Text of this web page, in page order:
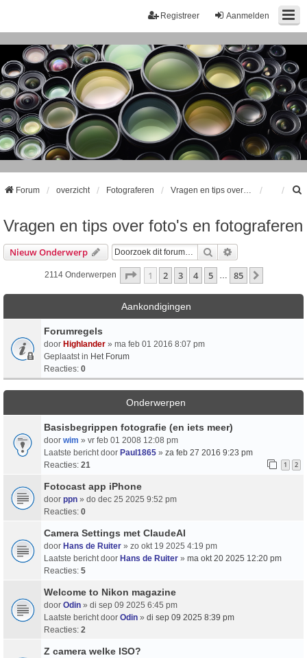
Aanmelden
Registreer
Forum overzicht Fotograferen
Vragen en tips over foto's en fotograferen
Nieuw Onderwerp Zoek
2114 Onderwerpen Pagina Van85
1 2 3 4 5 85
Aankondigingen
Forumregels
door Highlander » ma feb 01 2016 8:07 pm
Geplaatst in Het Forum
Reacties: 0
Onderwerpen
Basisbegrippen fotografie (en iets meer)
door wim » vr feb 01 2008 12:08 pm
Laatste bericht door Paul1865 » za feb 27 2016 9:23 pm
Reacties: 21 1 2
Fotocast app iPhone
door ppn » do dec 25 2025 9:52 pm
Reacties: 0
Camera Settings met ClaudeAI
door Hans de Ruiter » zo okt 19 2025 4:19 pm
Laatste bericht door Hans de Ruiter » ma okt 20 2025 12:20 pm
Reacties: 5
Welcome to Nikon magazine
door Odin » di sep 09 2025 6:45 pm
Laatste bericht door Odin » di sep 09 2025 8:39 pm
Reacties: 2
Z camera welke ISO?